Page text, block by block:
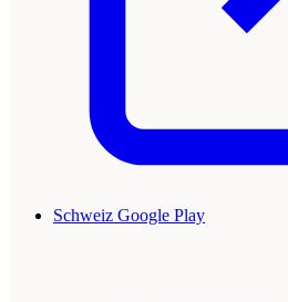
Schweiz Google Play